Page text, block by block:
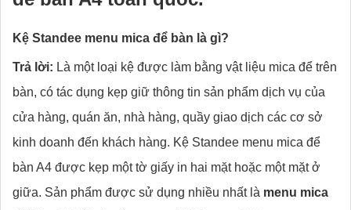
Kệ Standee menu mica để bàn là gì?
Trả lời: Là một loại kệ được làm bằng vật liệu mica để trên
bàn, có tác dụng kẹp giữ thông tin sản phẩm dịch vụ của
cửa hàng, quán ăn, nhà hàng, quầy giao dịch các cơ sở
kinh doanh đến khách hàng. Kệ Standee menu mica để
bàn A4 được kẹp một tờ giấy in hai mặt hoặc một mặt ở
giữa. Sản phẩm được sử dụng nhiều nhất là menu mica